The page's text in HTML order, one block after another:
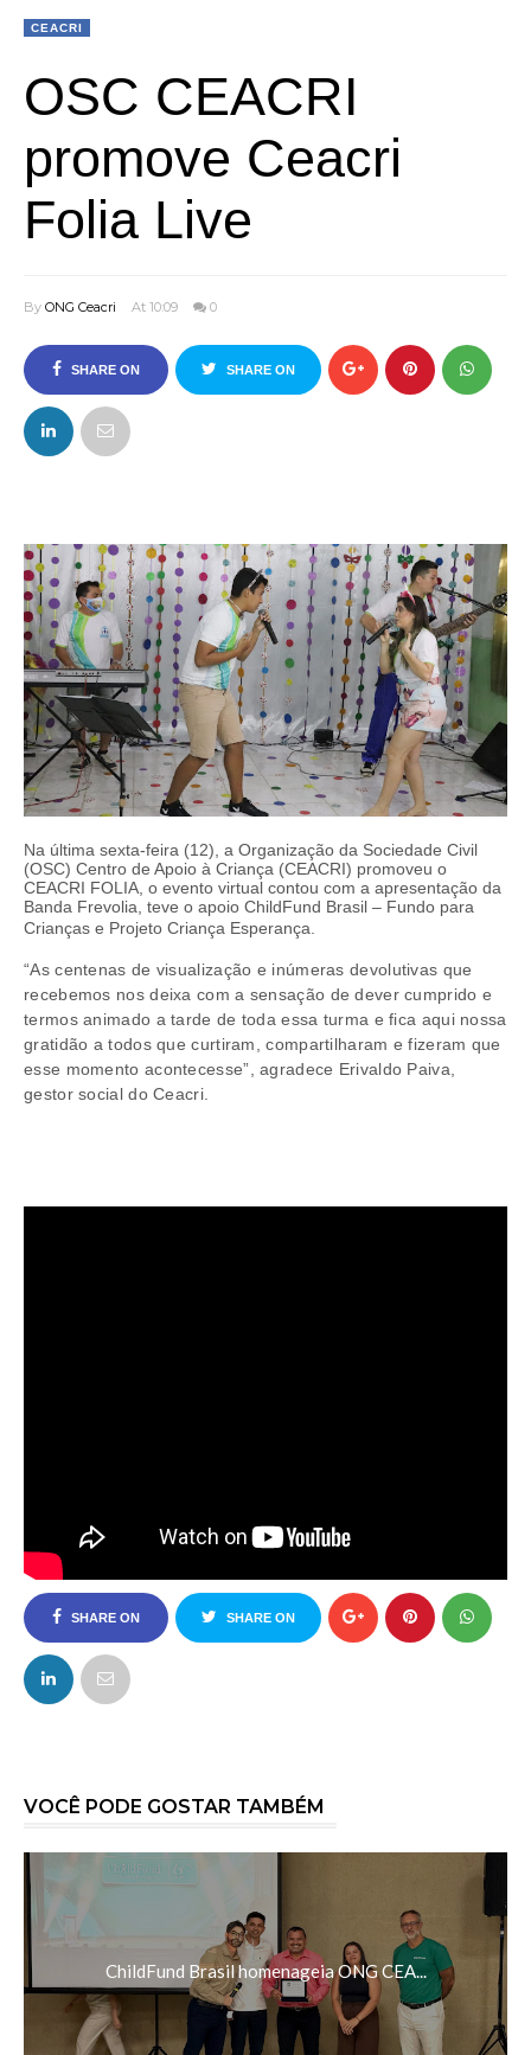
CEACRI
OSC CEACRI
promove Ceacri
Folia Live
By ONG Ceacri At 10:09 0
SHARE ON
FACEBOOK
SHARE ON
Na última sexta-feira (12), a Organização da Sociedade Civil
(OSC) Centro de Apoio à Criança (CEACRI) promoveu o
CEACRI FOLIA, o evento virtual contou com a apresentação da
Banda Frevolia, teve o apoio ChildFund Brasil – Fundo para
Crianças e Projeto Criança Esperança.
“As centenas de visualização e inúmeras devolutivas que
recebemos nos deixa com a sensação de dever cumprido e
termos animado a tarde de toda essa turma e fica aqui nossa
gratidão a todos que curtiram, compartilharam e fizeram que
esse momento acontecesse”, agradece Erivaldo Paiva,
gestor social do Ceacri.
SHARE ON
FACEBOOK
SHARE ON
VOCÊ PODE GOSTAR TAMBÉM
ChildFund Brasil homenageia ONG CEA...